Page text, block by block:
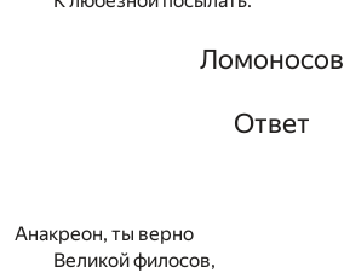
Ломоносов
Ответ
Анакреон, ты верно
Великой филосов,